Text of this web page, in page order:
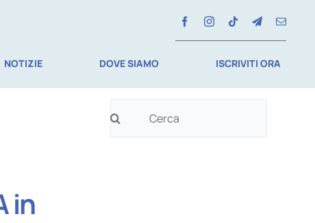
NOTIZIE DOVE SIAMO ISCRIVITI ORA
per:
in